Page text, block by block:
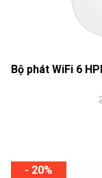
Bộ phát WiFi 6
- 20%